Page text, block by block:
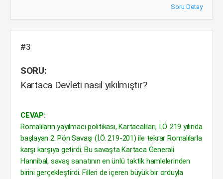
Soru Detay
#3
SORU:
Kartaca Devleti nasıl yıkılmıştır?
CEVAP:
Romalıların yayılmacı politikası, Kartacalıları, İ.Ö. 219 yılında
başlayan 2. Pön Savaşı (İ.Ö. 219-201) ile tekrar Romalılarla
karşı karşıya getirdi. Bu savaşta Kartaca Generali
Hannibal, savaş sanatının en ünlü taktik hamlelerinden
birini gerçekleştirdi. Filleri de içeren büyük bir orduyla